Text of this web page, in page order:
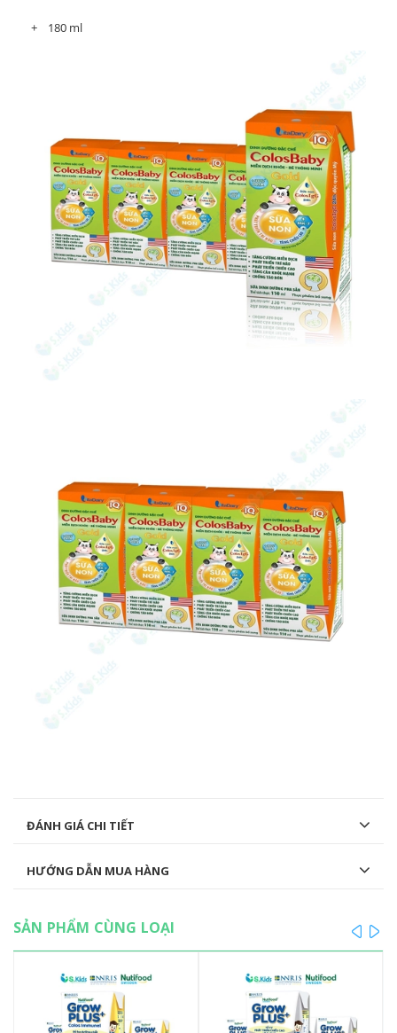
+ 180 ml
ĐÁNH GIÁ CHI TIẾT
HƯỚNG DẪN MUA HÀNG
SẢN PHẨM CÙNG LOẠI prev